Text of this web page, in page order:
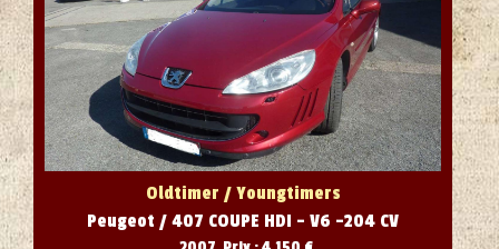
Oldtimer / Youngtimers
Peugeot / 407 COUPE HDI - V6 -204 CV